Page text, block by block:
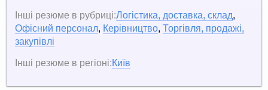
Інші резюме в рубриці:Логістика, доставка, склад,
Офісний персонал, Керівництво,Торгівля, продажі,
закупівлі
Інші резюме в регіоні:Київ